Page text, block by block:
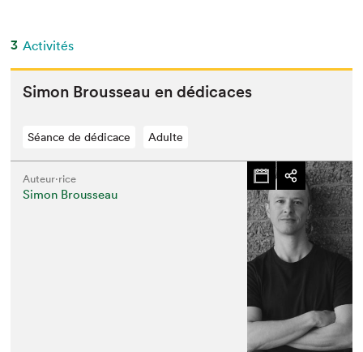
3 Activités
Simon Brousseau en dédicaces
Séance de dédicace Adulte
Auteur·rice
Simon Brousseau